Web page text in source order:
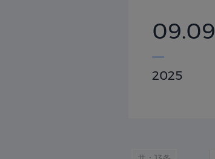
09.09
2025